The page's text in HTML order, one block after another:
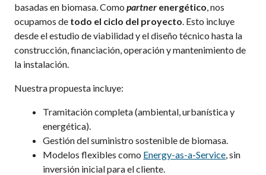
basadas en biomasa. Comopartner energético , nos
ocupamos de todo el ciclo del proyecto . Esto incluye
desde el estudio de viabilidad y el diseño técnico hasta la
construcción, financiación, operación y mantenimiento de
la instalación.
Nuestra propuesta incluye:
Tramitación completa (ambiental, urbanística y
energética).
Gestión del suministro sostenible de biomasa.
Modelos flexibles como Energy-as-a-Service , sin
inversión inicial para el cliente.